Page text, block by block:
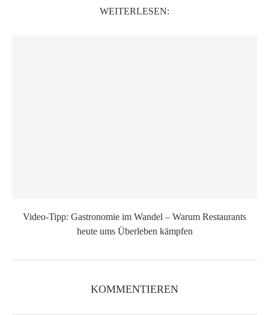
WEITERLESEN:
Video-Tipp: Gastronomie im Wandel – Warum Restaurants
heute ums Überleben kämpfen
KOMMENTIEREN